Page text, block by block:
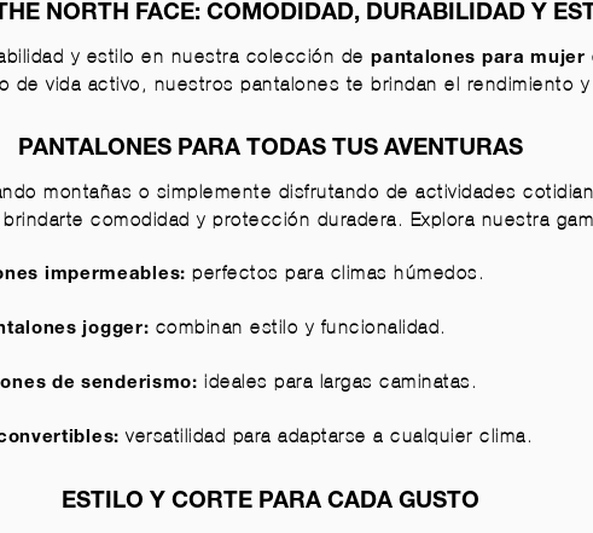
NORTH FACE: COMODIDAD, DURABILIDAD Y
y estilo en nuestra colección depantalones para mujer
de vida activo, nuestros pantalones te brindan el rendimiento
PANTALONES PARA TODAS TUS AVENTURAS
montañas o simplemente disfrutando de actividades
comodidad y protección duradera. Explora nuestra
impermeables: perfectos para climas húmedos.
jogger: combinan estilo y funcionalidad.
de senderismo: ideales para largas caminatas.
versatilidad para adaptarse a cualquier clima.
ESTILO Y CORTE PARA CADA GUSTO